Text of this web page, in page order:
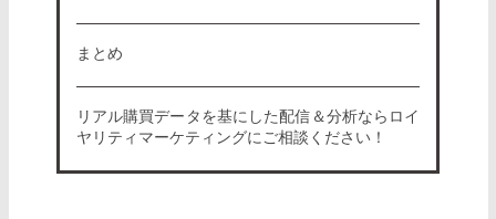
まとめ
リアル購買データを基にした配信＆分析ならロイ
ヤリティマーケティングにご相談ください！